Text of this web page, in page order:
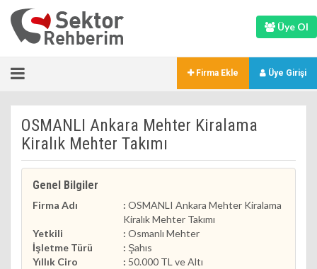
Üye Ol
Üye Girişi
Firma Ekle
OSMANLI Ankara Mehter Kiralama
Kiralık Mehter Takımı
Genel Bilgiler
Firma Adı : OSMANLI Ankara Mehter Kiralama
Kiralık Mehter Takımı
Yetkili
: Osmanlı Mehter
İşletme Türü
: Şahıs
Yıllık Ciro
: 50.000 TL ve Altı